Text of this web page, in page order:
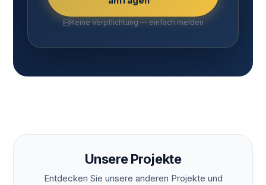
Keine Verpflichtung — einfach melden
Unsere Projekte
Entdecken Sie unsere anderen Projekte und